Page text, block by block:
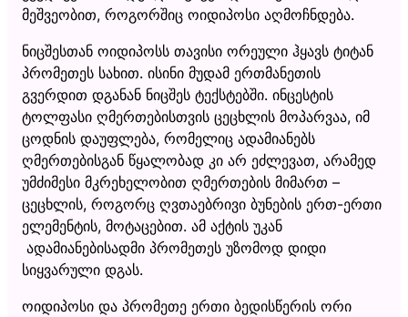
მეშვეობით, როგორშიც ოიდიპოსი აღმოჩნდება.
ნიცშესთან ოიდიპოსს თავისი ორეული ჰყავს ტიტან
პრომეთეს სახით. ისინი მუდამ ერთმანეთის
გვერდით დგანან ნიცშეს ტექსტებში. ინცესტის
ტოლფასი ღმერთებისთვის ცეცხლის მოპარვაა, იმ
ცოდნის დაუფლება, რომელიც ადამიანებს
ღმერთებისგან წყალობად კი არ ეძლევათ, არამედ
უმძიმესი მკრეხელობით ღმერთების მიმართ –
ცეცხლის, როგორც ღვთაებრივი ბუნების ერთ-ერთი
ელემენტის, მოტაცებით. ამ აქტის უკან
ადამიანებისადმი პრომეთეს უზომოდ დიდი
სიყვარული დგას.
ოიდიპოსი და პრომეთე ერთი ბედისწერის ორი